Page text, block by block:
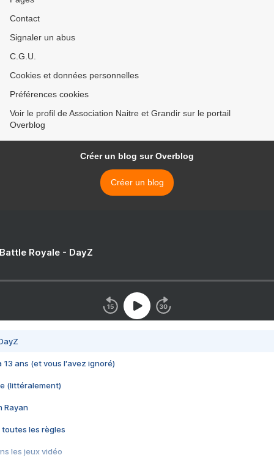
Contact
Signaler un abus
C.G.U.
Cookies et données personnelles
Préférences cookies
Voir le profil de Association Naitre et Grandir sur le portail
Overblog
Créer un blog sur Overblog
Créer un blog
Royale - DayZ
13 ans (et vous l'avez ignoré)
(littéralement)
Rayan
toutes les règles
les jeux vidéo